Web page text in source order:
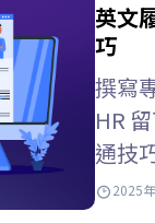
範例
英文
的主
旨…
英文
巧
撰寫
HR
通技
範本
2025